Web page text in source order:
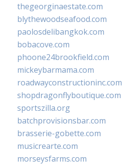
thegeorginaestate.com
blythewoodseafood.com
paolosdelibangkok.com
bobacove.com
phoone24brookfield.com
mickeybarmama.com
roadwayconstructioninc.com
shopdragonflyboutique.com
sportszilla.org
batchprovisionsbar.com
brasserie-gobette.com
musicrearte.com
morseysfarms.com